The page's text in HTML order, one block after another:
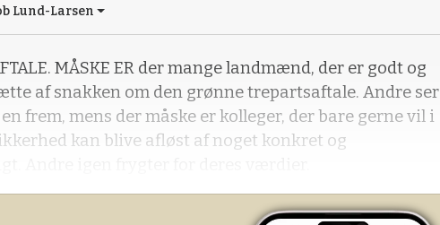
Lund-Larsen
MÅSKE ER der mange landmænd, der er godt og
af snakken om den grønne trepartsaftale. Andre ser
frem, mens der måske er kolleger, der bare gerne vil i
kan blive afløst af noget konkret og